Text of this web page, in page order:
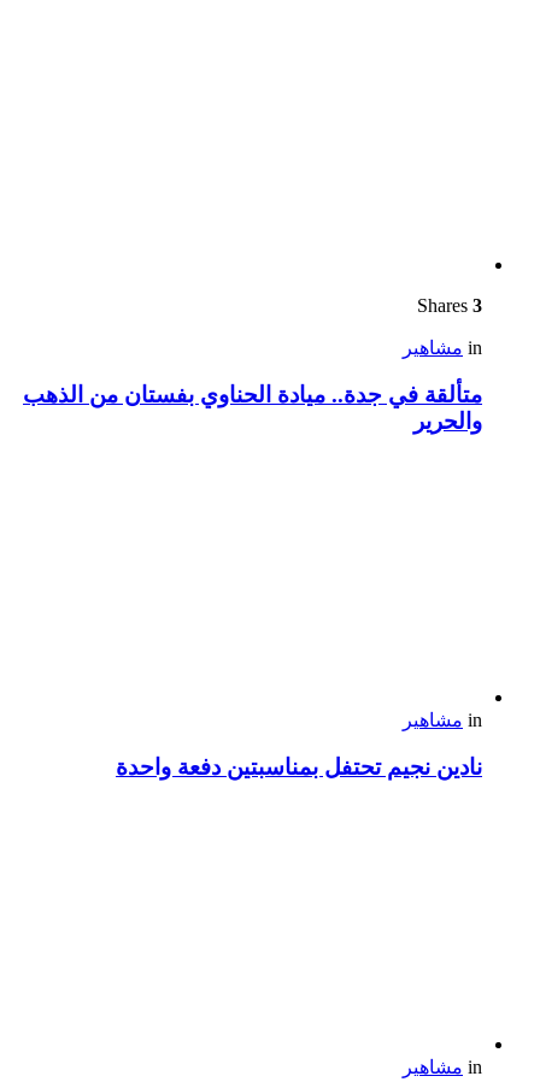
3
in مشاهير
متألقة في جدة.. ميادة الحناوي بفستان من الذهب
والحرير
in مشاهير
نادين نجيم تحتفل بمناسبتين دفعة واحدة
in مشاهير